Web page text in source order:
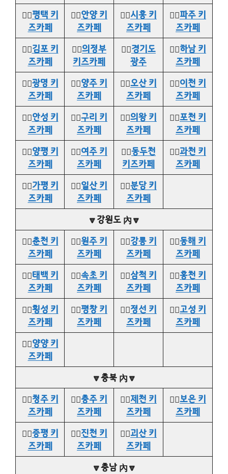
👉🏻평택 키
즈카페
👉🏻안양 키
즈카페
👉🏻시흥 키
즈카페
👉🏻파주 키
즈카페
👉🏻김포 키
즈카페
👉🏻의정부
키즈카페
👉🏻경기도
광주
👉🏻하남 키
즈카페
👉🏻광명 키
즈카페
👉🏻양주 키
즈카페
👉🏻오산 키
즈카페
👉🏻이천 키
즈카페
👉🏻안성 키
즈카페
👉🏻구리 키
즈카페
👉🏻의왕 키
즈카페
👉🏻포천 키
즈카페
👉🏻양평 키
즈카페
👉🏻여주 키
즈카페
👉🏻동두천
키즈카페
👉🏻과천 키
즈카페
👉🏻가평 키
즈카페
👉🏻일산 키
즈카페
👉🏻분당 키
즈카페
🔽강원도 內🔽
👉🏻춘천 키
즈카페
👉🏻원주 키
즈카페
👉🏻강릉 키
즈카페
👉🏻동해 키
즈카페
👉🏻태백 키
즈카페
👉🏻속초 키
즈카페
👉🏻삼척 키
즈카페
👉🏻홍천 키
즈카페
👉🏻횡성 키
즈카페
👉🏻평창 키
즈카페
👉🏻정선 키
즈카페
👉🏻고성 키
즈카페
👉🏻양양 키
즈카페
🔽충북 內🔽
👉🏻청주 키
즈카페
👉🏻충주 키
즈카페
👉🏻제천 키
즈카페
👉🏻보은 키
즈카페
👉🏻증평 키
즈카페
👉🏻진천 키
즈카페
👉🏻괴산 키
즈카페
🔽충남 內🔽